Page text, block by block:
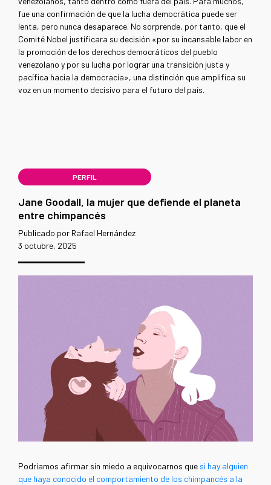
fue una confirmación de que la lucha democrática puede ser
lenta, pero nunca desaparece. No sorprende, por tanto, que el
Comité Nobel justificara su decisión «por su incansable labor en
la promoción de los derechos democráticos del pueblo
venezolano y por su lucha por lograr una transición justa y
pacífica hacia la democracia», una distinción que amplifica su
voz en un momento decisivo para el futuro del país.
PERFIL
Jane Goodall, la mujer que defiende el planeta
entre chimpancés
Publicado por Rafael Hernández
3 octubre, 2025
Podríamos afirmar sin miedo a equivocarnos que si hay alguien
que haya conocido el comportamiento de los chimpancés a la